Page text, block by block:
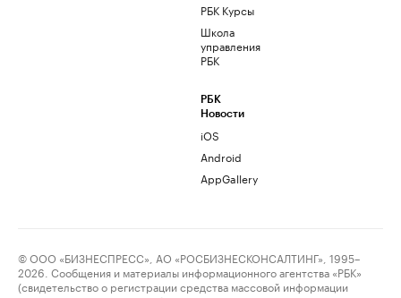
РБК Курсы
Школа
управления
РБК
РБК
Новости
iOS
Android
AppGallery
© ООО «БИЗНЕСПРЕСС», АО «РОСБИЗНЕСКОНСАЛТИНГ», 1995–
2026. Сообщения и материалы информационного агентства «РБК»
(свидетельство о регистрации средства массовой информации